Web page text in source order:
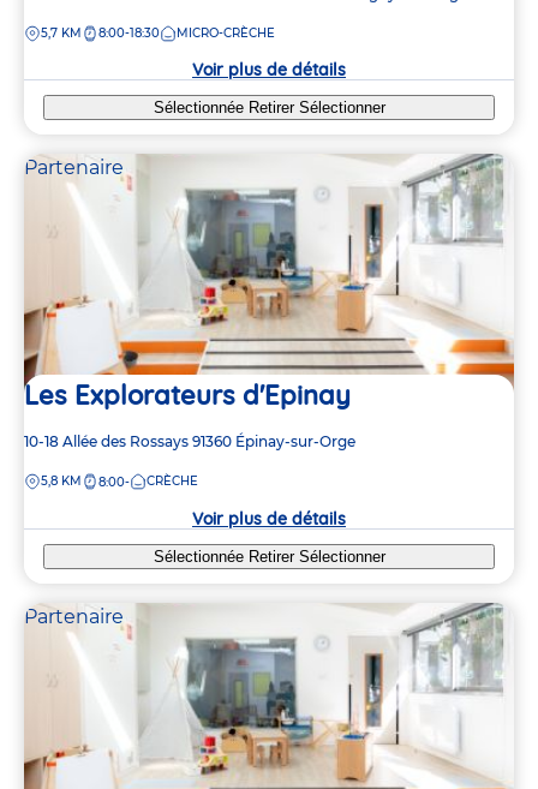
la
DISTANCE
5,7 KM 8:00-18:30 MICRO-CRÈCHE
Voir plus de détails
Sélectionnée Retirer Sélectionner
Partenaire
Les Explorateurs d'Epinay
Adresse
la
10-18 Allée des Rossays 91360 Épinay-sur-Orge
DISTANCE
5,8 KM 8:00- CRÈCHE
Voir plus de détails
Sélectionnée Retirer Sélectionner
Partenaire
4
2
3
2
2
4
2
3
2
2